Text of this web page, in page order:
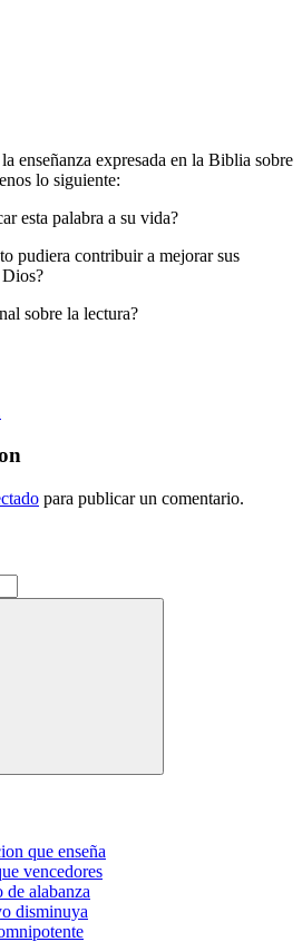
enseñanza expresada en la Biblia sobre
lo siguiente:
esta palabra a su vida?
pudiera contribuir a mejorar sus
sobre la lectura?
para publicar un comentario.
que enseña
vencedores
alabanza
disminuya